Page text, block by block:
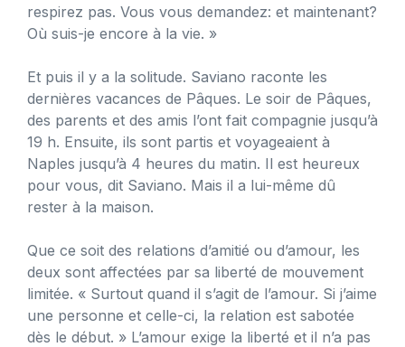
respirez pas. Vous vous demandez: et maintenant?
Où suis-je encore à la vie. »
Et puis il y a la solitude. Saviano raconte les
dernières vacances de Pâques. Le soir de Pâques,
des parents et des amis l’ont fait compagnie jusqu’à
19 h. Ensuite, ils sont partis et voyageaient à
Naples jusqu’à 4 heures du matin. Il est heureux
pour vous, dit Saviano. Mais il a lui-même dû
rester à la maison.
Que ce soit des relations d’amitié ou d’amour, les
deux sont affectées par sa liberté de mouvement
limitée. « Surtout quand il s’agit de l’amour. Si j’aime
une personne et celle-ci, la relation est sabotée
dès le début. » L’amour exige la liberté et il n’a pas